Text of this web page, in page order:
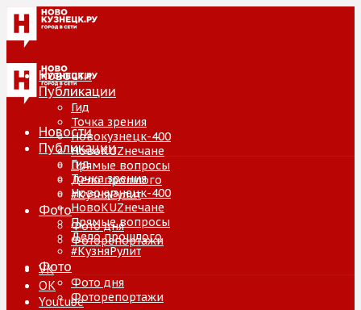
Новости
Публикации
Гид
Точка зрения
Новокузнецк-400
НовоKUZнечане
Прямые вопросы
Дело прошлого
#КузняРулит
Фото
Фото дня
Фоторепортажи
VK
ОК
Youtube
Новости
Публикации
Гид
Точка зрения
Новокузнецк-400
НовоKUZнечане
Прямые вопросы
Дело прошлого
#КузняРулит
Фото
Фото дня
Фоторепортажи